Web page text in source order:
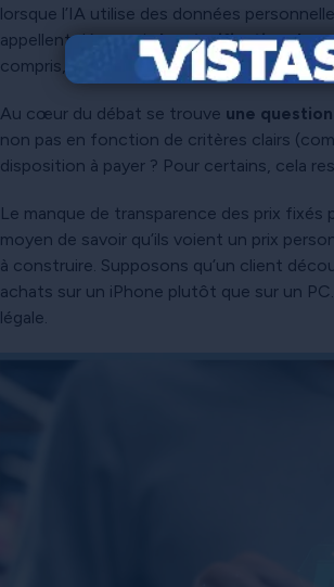
lorsque l’IA utilise des données
appellent désormaisla « tarification de
compris, mais aussi observés, mesurés
Au cœur du débat se trouve une
non pas en fonction de critères clairs
disposition à payer ? Pour certains, cela
Le manque de transparence des prix fixés
moyen de savoir qu’ils voient un prix
à construire. Supposons qu’un client
achats sur un iPhone plutôt que sur un
légale.